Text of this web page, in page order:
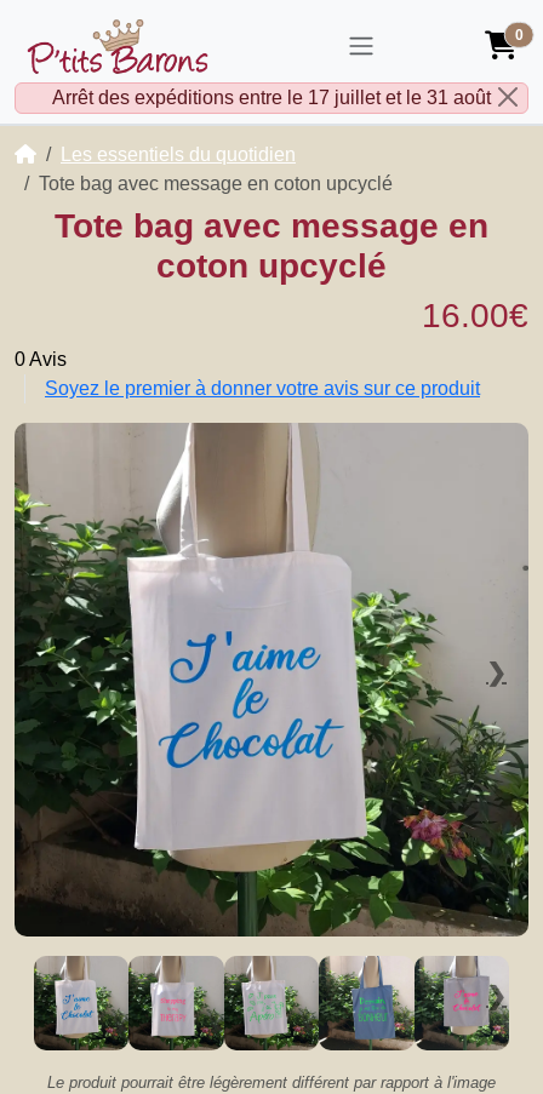
0
Arrêt des expéditions entre le 17 juillet et le 31 août
Accueil
Les essentiels du quotidien
Tote bag avec message en coton upcyclé
Tote bag avec message en
coton upcyclé
16.00€
0 Avis
Soyez le premier à donner votre avis sur ce produit
❮ ❯
❮ ❯
Le produit pourrait être légèrement différent par rapport à l'image